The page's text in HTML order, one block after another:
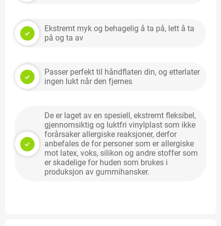
Ekstremt myk og behagelig å ta på, lett å ta
på og ta av
Passer perfekt til håndflaten din, og etterlater
ingen lukt når den fjernes
De er laget av en spesiell, ekstremt fleksibel,
gjennomsiktig og luktfri vinylplast som ikke
forårsaker allergiske reaksjoner, derfor
anbefales de for personer som er allergiske
mot latex, voks, silikon og andre stoffer som
er skadelige for huden som brukes i
produksjon av gummihansker.